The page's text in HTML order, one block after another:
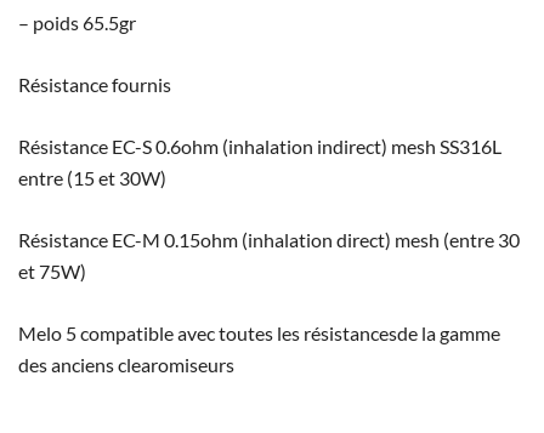
– poids 65.5gr
Résistance fournis
Résistance EC-S 0.6ohm (inhalation indirect) mesh SS316L
entre (15 et 30W)
Résistance EC-M 0.15ohm (inhalation direct) mesh (entre 30
et 75W)
Melo 5 compatible avec toutes les résistancesde la gamme
des anciens clearomiseurs